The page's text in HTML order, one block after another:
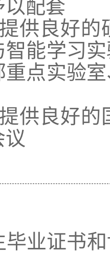
以配套
提供良好
智能学习
重点实验
提供良好
议
毕业证书